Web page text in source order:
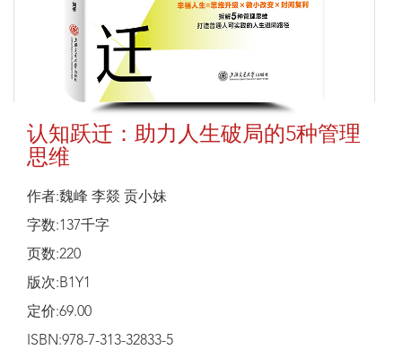
认知跃迁：助力人生破局的5种管理
思维
作者:魏峰 李燚 贡小妹
字数:137千字
页数:220
版次:B1Y1
定价:69.00
ISBN:978-7-313-32833-5